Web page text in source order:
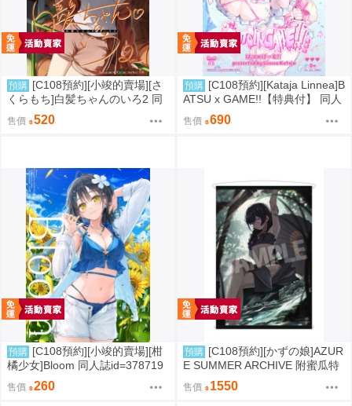
預購 [C108預約][小竣的賣場][さ
くらもち]白髪ちゃんのいろ2 同
人誌id=3784093
售價 520
預購 [C108預約][Kataja Linnea]B
ATSU x GAME!!【特典付】 同人
誌id=3787280
售價 690
預購 [C108預約][小竣的賣場][柑
橘少女]Bloom 同人誌id=378719
售價 260
預購 [C108預約][かずの娘]AZUR
E SUMMER ARCHIVE 附蜜瓜特
典小卡+B2掛軸 蔚藍檔案 同人誌i
d=3726220
售價 1550